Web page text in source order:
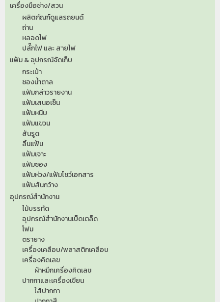
เครื่องมือช่าง/สวน
ผลิตภัณฑ์ดูแลรถยนต์
ถ่าน
หลอดไฟ
ปลั๊กไฟ และ สายไฟ
แฟ้ม & อุปกรณ์จัดเก็บ
กระเป๋า
ซองน้ำตาล
แฟ้มกล่าวรายงาน
แฟ้มเสนอเซ็น
แฟ้มหนีบ
แฟ้มแขวน
สันรูด
ลิ้นแฟ้ม
แฟ้มเจาะ
แฟ้มซอง
แฟ้มห่วง/แฟ้มโชว์เอกสาร
แฟ้มสันกว้าง
อุปกรณ์สำนักงาน
ไม้บรรทัด
อุปกรณ์สำนักงานเบ็ดเตล็ด
โฟม
ตรายาง
เครื่องเคลือบ/พลาสติกเคลือบ
เครื่องคิดเลข
ผ้าหมึกเครื่องคิดเลข
ปากกาและเครื่องเขียน
ใส้ปากกา